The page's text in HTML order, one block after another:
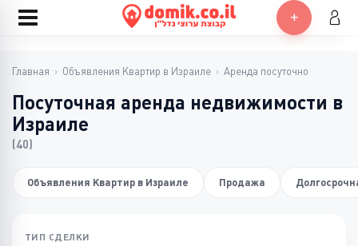
Главная › Объявления Квартир в Израиле › Аренда посуточно
Посуточная аренда недвижимости в
Израиле
(40)
Объявления Квартир в Израиле Продажа
ТИП СДЕЛКИ